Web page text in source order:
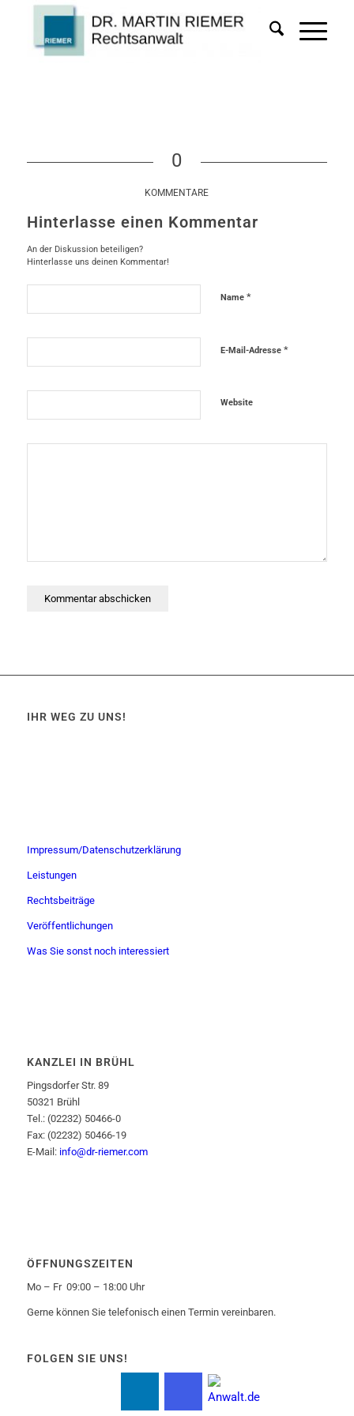
0
KOMMENTARE
Hinterlasse einen Kommentar
An der Diskussion beteiligen?
Hinterlasse uns deinen Kommentar!
Name *
E-Mail-Adresse *
Website
IHR WEG ZU UNS!
Impressum/Datenschutzerklärung
Leistungen
Rechtsbeiträge
Veröffentlichungen
Was Sie sonst noch interessiert
KANZLEI IN BRÜHL
Pingsdorfer Str. 89
50321 Brühl
Tel.: (02232) 50466-0
Fax: (02232) 50466-19
E-Mail: info@dr-riemer.com
ÖFFNUNGSZEITEN
Mo – Fr 09:00 – 18:00 Uhr
Gerne können Sie telefonisch einen Termin vereinbaren.
FOLGEN SIE UNS!